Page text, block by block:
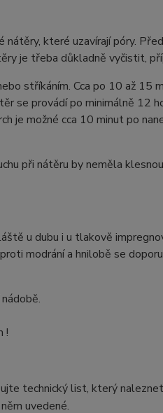
které uzavírají póry.
je třeba důkladně vyčistit,
stříkáním. Cca po 10 až 15
se provádí po minimálně 12
je možné cca 10 minut po
při nátěru by neměla
u dubu i u tlakově
modrání a hnilobě se
!
technický list, který
uvedené.